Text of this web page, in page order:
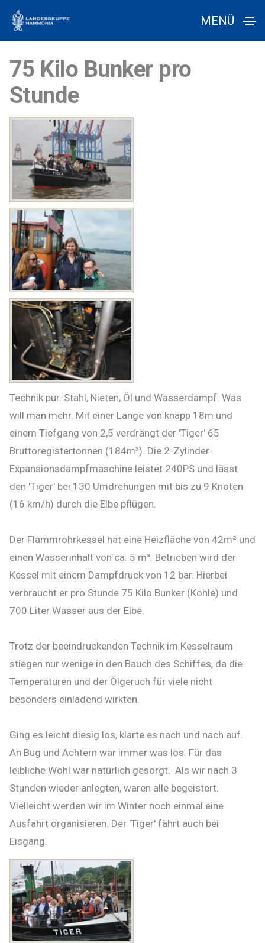
MENÜ
75 Kilo Bunker pro
Stunde
Technik pur. Stahl, Nieten, Öl und Wasserdampf. Was
will man mehr. Mit einer Länge von knapp 18m und
einem Tiefgang von 2,5 verdrängt der 'Tiger' 65
Bruttoregistertonnen (184m³). Die 2-Zylinder-
Expansionsdampfmaschine leistet 240PS und lässt
den 'Tiger' bei 130 Umdrehungen mit bis zu 9 Knoten
(16 km/h) durch die Elbe pflügen.
Der Flammrohrkessel hat eine Heizfläche von 42m² und
einen Wasserinhalt von ca. 5 m³. Betrieben wird der
Kessel mit einem Dampfdruck von 12 bar. Hierbei
verbraucht er pro Stunde 75 Kilo Bunker (Kohle) und
700 Liter Wasser aus der Elbe.
Trotz der beeindruckenden Technik im Kesselraum
stiegen nur wenige in den Bauch des Schiffes, da die
Temperaturen und der Ölgeruch für viele nicht
besonders einladend wirkten.
Ging es leicht diesig los, klarte es nach und nach auf.
An Bug und Achtern war immer was los. Für das
leibliche Wohl war natürlich gesorgt. Als wir nach 3
Stunden wieder anlegten, waren alle begeistert.
Vielleicht werden wir im Winter noch einmal eine
Ausfahrt organisieren. Der 'Tiger' fährt auch bei
Eisgang.